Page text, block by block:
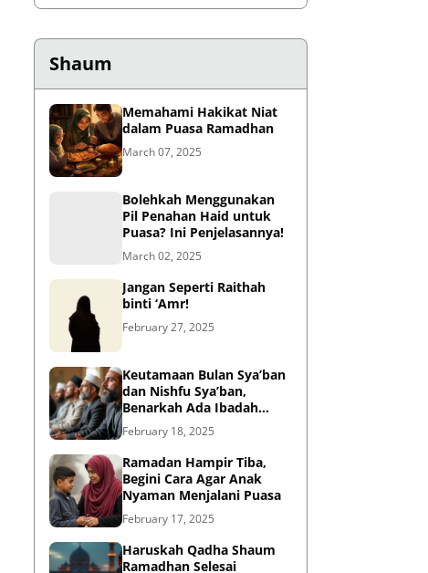
Shaum
Memahami Hakikat Niat
dalam Puasa Ramadhan
March 07, 2025
Bolehkah Menggunakan
Pil Penahan Haid untuk
Puasa? Ini Penjelasannya!
March 02, 2025
Jangan Seperti Raithah
binti ‘Amr!
February 27, 2025
Keutamaan Bulan Sya’ban
dan Nishfu Sya’ban,
Benarkah Ada Ibadah
Khusus?
February 18, 2025
Ramadan Hampir Tiba,
Begini Cara Agar Anak
Nyaman Menjalani Puasa
February 17, 2025
Haruskah Qadha Shaum
Ramadhan Selesai